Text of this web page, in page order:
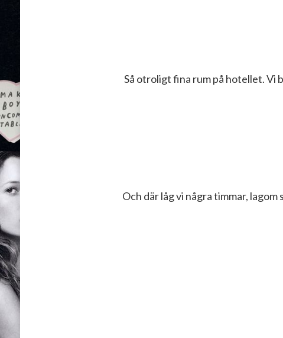
Så otroligt fina rum på hotellet. Vi
Och där låg vi några timmar,